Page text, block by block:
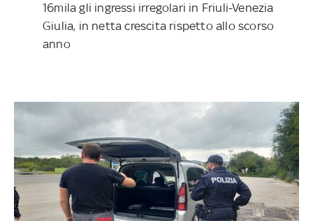
16mila gli ingressi irregolari in Friuli-Venezia
Giulia, in netta crescita rispetto allo scorso
anno